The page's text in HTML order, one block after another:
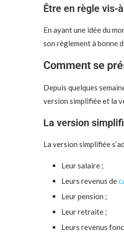
Être en règle vis-
En ayant une idée du
son règlement à bonne
Comment se
Depuis quelques
version simplifiée et la
La version
La version simplifiée
Leur salaire ;
Leurs revenus de
Leur pension ;
Leur retraite ;
Leurs revenus